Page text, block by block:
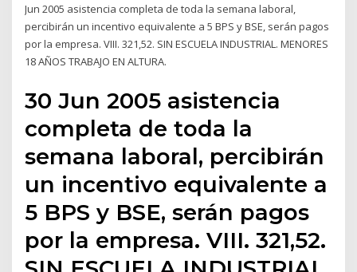
Jun 2005 asistencia completa de toda la semana laboral,
percibirán un incentivo equivalente a 5 BPS y BSE, serán pagos
por la empresa. VIII. 321,52. SIN ESCUELA INDUSTRIAL. MENORES
18 AÑOS TRABAJO EN ALTURA.
30 Jun 2005 asistencia
completa de toda la
semana laboral, percibirán
un incentivo equivalente a
5 BPS y BSE, serán pagos
por la empresa. VIII. 321,52.